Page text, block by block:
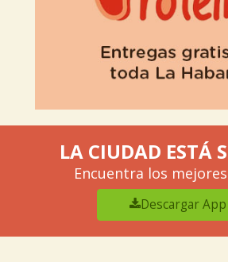
LA CIUDAD ESTÁ
Encuentra los
Descargar App